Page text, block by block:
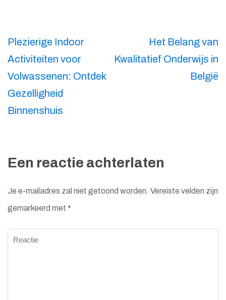
Berichtnavigatie
Plezierige Indoor
Activiteiten voor
Volwassenen: Ontdek
Gezelligheid
Binnenshuis
Het Belang van
Kwalitatief Onderwijs in
België
Een reactie achterlaten
Je e-mailadres zal niet getoond worden. Vereiste velden zijn
gemarkeerd met *
Reactie